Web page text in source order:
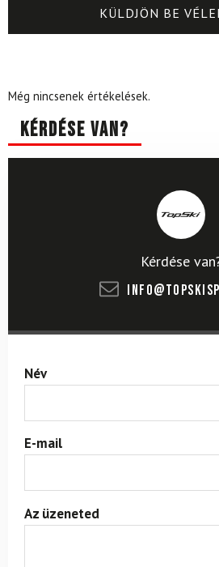
Még nincsenek értékelések.
Kérdése van?
Kérdése
Név
E-mail
Az üzeneted